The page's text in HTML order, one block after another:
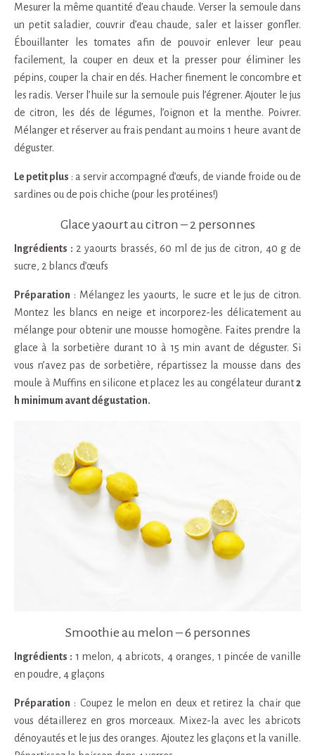
Mesurer la même quantité d’eau chaude. Verser la semoule dans
un petit saladier, couvrir d’eau chaude, saler et laisser gonfler.
Ébouillanter les tomates afin de pouvoir enlever leur peau
facilement, la couper en deux et la presser pour éliminer les
pépins, couper la chair en dés. Hacher finement le concombre et
les radis. Verser l’huile sur la semoule puis l’égrener. Ajouter le jus
de citron, les dés de légumes, l’oignon et la menthe. Poivrer.
Mélanger et réserver au frais pendant au moins 1 heure avant de
déguster.
Le petit plus : a servir accompagné d’œufs, de viande froide ou de
sardines ou de pois chiche (pour les protéines!)
Glace yaourt au citron – 2 personnes
Ingrédients : 2 yaourts brassés, 60 ml de jus de citron, 40 g de
sucre, 2 blancs d’œufs
Préparation : Mélangez les yaourts, le sucre et le jus de citron.
Montez les blancs en neige et incorporez-les délicatement au
mélange pour obtenir une mousse homogène. Faites prendre la
glace à la sorbetière durant 10 à 15 min avant de déguster. Si
vous n’avez pas de sorbetière, répartissez la mousse dans des
moule à Muffins en silicone et placez les au congélateur durant2
h minimum avant dégustation.
Smoothie au melon – 6 personnes
Ingrédients : 1 melon, 4 abricots, 4 oranges, 1 pincée de vanille
en poudre, 4 glaçons
Préparation : Coupez le melon en deux et retirez la chair que
vous détaillerez en gros morceaux. Mixez-la avec les abricots
dénoyautés et le jus des oranges. Ajoutez les glaçons et la vanille.